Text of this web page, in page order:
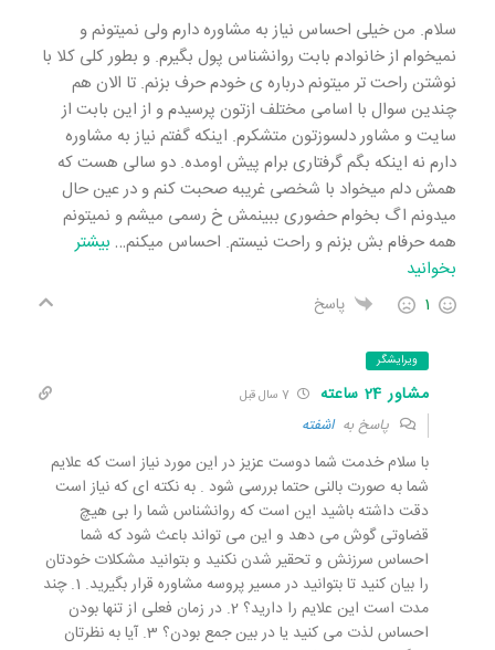
سلام. من خیلی احساس نیاز به مشاوره دارم ولی نمیتونم و
نمیخوام از خانوادم بابت روانشناس پول بگیرم. و بطور کلی کلا با
نوشتن راحت تر میتونم درباره ی خودم حرف بزنم. تا الان هم
چندین سوال با اسامی مختلف ازتون پرسیدم و از این بابت از
سایت و مشاور دلسوزتون متشکرم. اینکه گفتم نیاز به مشاوره
دارم نه اینکه بگم گرفتاری برام پیش اومده. دو سالی هست که
همش دلم میخواد با شخصی غریبه صحبت کنم و در عین حال
میدونم اگ بخوام حضوری ببینمش خ رسمی میشم و نمیتونم
همه حرفام بش بزنم و راحت نیستم. احساس میکنم… بیشتر
بخوانید
1 پاسخ
ویرایشگر
مشاور 24 ساعته
پاسخ بهاشفته
با سلام خدمت شما دوست عزیز در این مورد نیاز است که علایم
شما به صورت بالنی حتما بررسی شود . به نکته ای که نیاز است
دقت داشته باشید این است که روانشناس شما را بی هیچ
قضاوتی گوش می دهد و این می تواند باعث شود که شما
احساس سرزنش و تحقیر شدن نکنید و بتوانید مشکلات خودتان
را بیان کنید تا بتوانید در مسیر پروسه مشاوره قرار بگیرید. 1. چند
مدت است این علایم را دارید؟ 2. در زمان فعلی از تنها بودن
احساس لذت می کنید یا در بین جمع بودن؟ 3. آیا به نظرتان